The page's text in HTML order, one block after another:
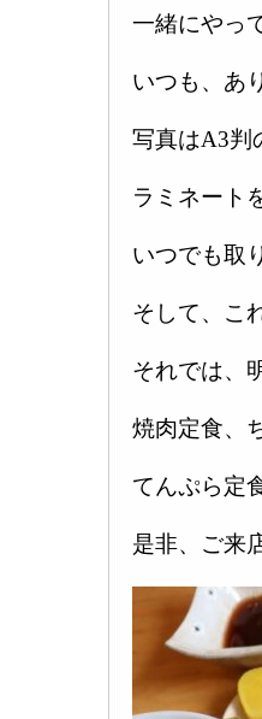
一緒にやっ
いつも、あ
写真はA3判
ラミネート
いつでも取
そして、こ
それでは、
焼肉定食、
てんぷら定
是非、ご来